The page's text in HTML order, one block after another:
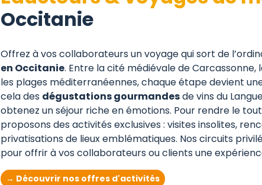
Occitanie
Offrez à vos collaborateurs un voyage qui sort de
en Occitanie. Entre la cité médiévale de Carcassonne,
les plages méditerranéennes, chaque étape devient
cela des dégustations gourmandesde vins du
obtenez un séjour riche en émotions. Pour rendre le
proposons des activités exclusives : visites insolites,
privatisations de lieux emblématiques. Nos circuits
pour offrir à vos collaborateurs ou clients une
→ Découvrir nos offres d'activités